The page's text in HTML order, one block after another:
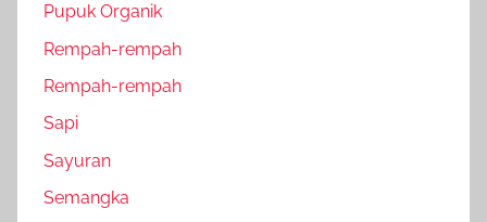
Pupuk Organik
Rempah-rempah
Rempah-rempah
Sapi
Sayuran
Semangka